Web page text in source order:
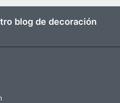
blog de decoración